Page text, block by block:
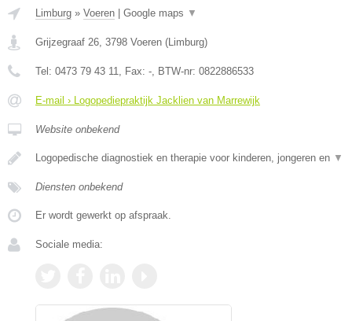
Limburg » Voeren Google maps ▼
Grijzegraaf 26 3798 Voeren ( Limburg)
Tel: 0473 79 43 11 , Fax: - , BTW-nr: 0822886533
E-mail › Logopediepraktijk Jacklien van Marrewijk
Website onbekend
Logopedische diagnostiek en therapie voor kinderen, jongeren en ▼
Diensten onbekend
Er wordt gewerkt op afspraak.
Sociale media: